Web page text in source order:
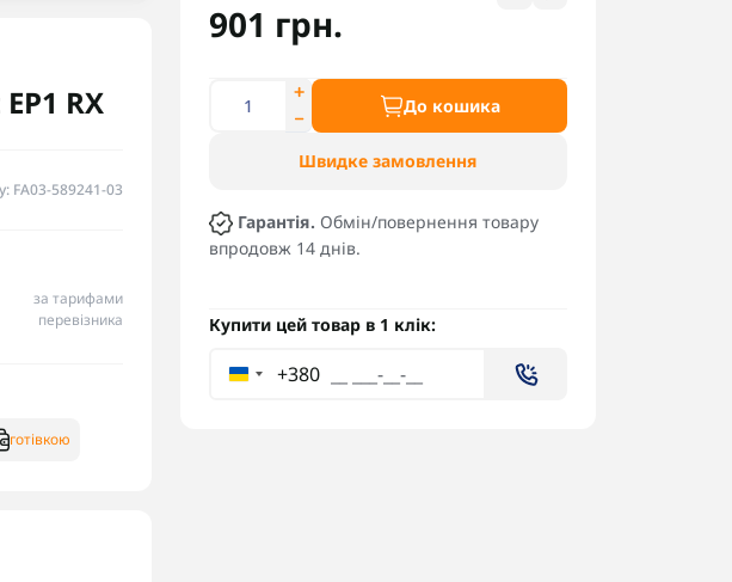
RX
FA03-589241-03
901 грн.
До кошика
Швидке замовлення
Гарантія. Обмін/повернення товару
впродовж 14 днів.
Купити цей товар в 1 клік:
+380
за тарифами
перевізника
готівкою